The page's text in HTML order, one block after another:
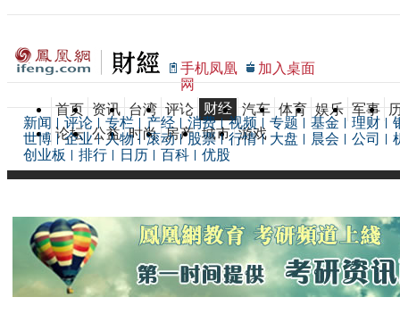
手机凤凰
网
加入桌面
首页 资讯 台湾 评论 财经 汽车 体育 娱乐 军事
论坛 公益 时尚 房产 城市 游戏
新闻 评论 专栏 产经 消费 视频 专题 基金 理财
世博
企业 人物 滚动 股票 行情 大盘 晨会 公司
创业板
排行 日历 百科 优股